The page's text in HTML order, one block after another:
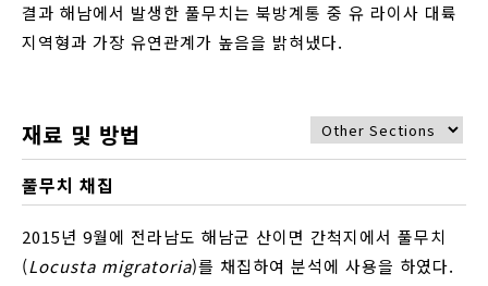
결과 해남에서 발생한 풀무치는 북방계통 중 유 라이사 대륙
지역형과 가장 유연관계가 높음을 밝혀냈다.
재료 및 방법
풀무치 채집
2015년 9월에 전라남도 해남군 산이면 간척지에서 풀무치
(Locusta migratoria)를 채집하여 분석에 사용을 하였다.